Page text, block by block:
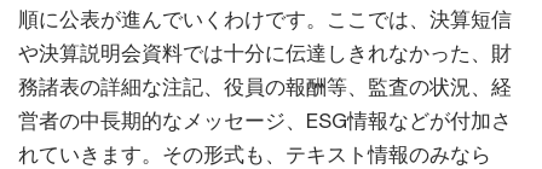
順に公表が進んでいくわけです。ここでは、決算短信
や決算説明会資料では十分に伝達しきれなかった、財
務諸表の詳細な注記、役員の報酬等、監査の状況、経
営者の中長期的なメッセージ、ESG情報などが付加さ
れていきます。その形式も、テキスト情報のみなら